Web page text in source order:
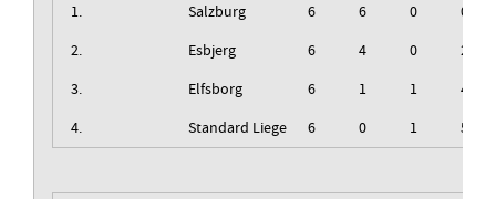
1.
Salzburg 6 6 0
0
2.
Esbjerg 6 4 0
2
3.
Elfsborg 6 1 1
4
4.
Standard Liege 6 0 1 5